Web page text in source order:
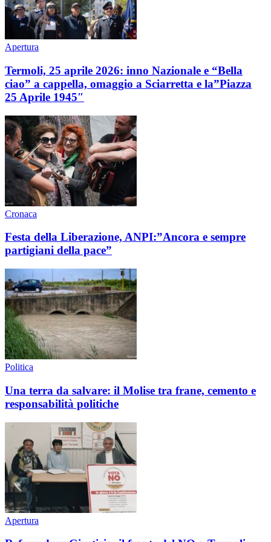
Apertura
Termoli, 25 aprile 2026: inno Nazionale e “Bella
ciao” a cappella, omaggio a Sciarretta e la”Piazza
25 Aprile 1945″
Cronaca
Festa della Liberazione, ANPI:”Ancora e sempre
partigiani della pace”
Politica
Una terra da salvare: il Molise tra frane, cemento e
responsabilità politiche
Apertura